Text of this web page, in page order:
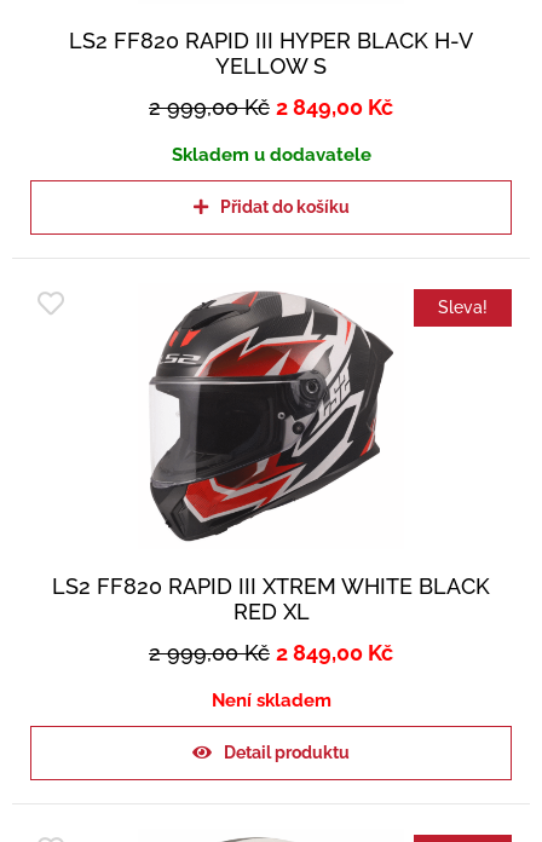
LS2 FF820 RAPID III HYPER BLACK H-V
YELLOW S
2 999,00Kč 2 849,00 Kč
Skladem u dodavatele
Přidat do košíku
Sleva!
LS2 FF820 RAPID III XTREM WHITE BLACK
RED XL
2 999,00Kč 2 849,00 Kč
Není skladem
Detail produktu